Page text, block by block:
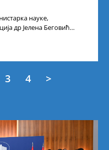
науке,
др Јелена Беговић
3 4 >